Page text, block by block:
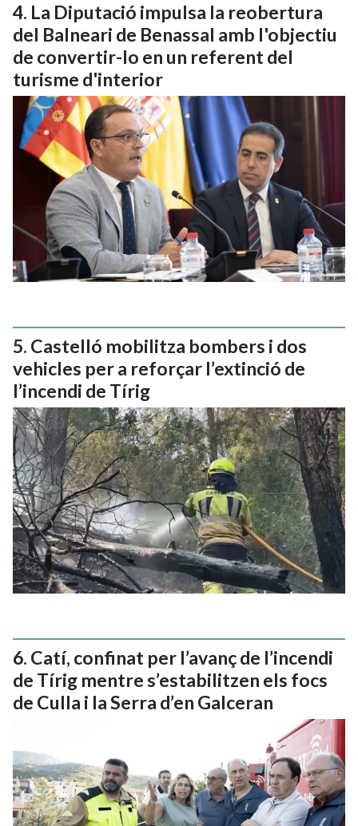
La Diputació impulsa la reobertura
del Balneari de Benassal amb l'objectiu
de convertir-lo en un referent del
turisme d'interior
Castelló mobilitza bombers i dos
vehicles per a reforçar l’extinció de
l’incendi de Tírig
Catí, confinat per l’avanç de l’incendi
de Tírig mentre s’estabilitzen els focs
de Culla i la Serra d’en Galceran